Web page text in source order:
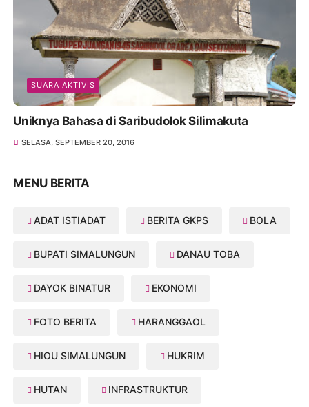
SUARA AKTIVIS
Uniknya Bahasa di Saribudolok Silimakuta
SELASA, SEPTEMBER 20, 2016
MENU BERITA
ADAT ISTIADAT BERITA GKPS BOLA
BUPATI SIMALUNGUN DANAU TOBA
DAYOK BINATUR EKONOMI
FOTO BERITA HARANGGAOL
HIOU SIMALUNGUN HUKRIM
HUTAN INFRASTRUKTUR